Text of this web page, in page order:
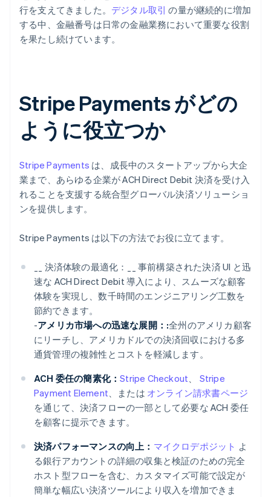
行を支えてきました。 デジタル取引 の量が継続的に増加
する中、金融番号は日常の金融業務において重要な役割
を果たし続けています。
Stripe Payments がどの
ように役立つか
Stripe Payments は、成長中のスタートアップから大企
業まで、あらゆる企業が ACH Direct Debit 決済を受け入
れることを支援する統合型グローバル決済ソリューショ
ンを提供します。
Stripe Payments は以下の方法でお役に立てます。
__ 決済体験の最適化：__ 事前構築された決済 UI と迅
速な ACH Direct Debit 導入により、スムーズな顧客
体験を実現し、数千時間のエンジニアリング工数を
節約できます。
-アメリカ市場への迅速な展開：:全州のアメリカ顧客
にリーチし、アメリカドルでの決済回収における多
通貨管理の複雑性とコストを軽減します。
ACH 委任の簡素化：Stripe Checkout
Stripe
Payment Element 、または オンライン請求書ページ
を通じて、決済フローの一部として必要な ACH 委任
を顧客に提示できます。
決済パフォーマンスの向上： マイクロデポジット よ
る銀行アカウントの詳細の収集と検証のための完全
ホスト型フローを含む、カスタマイズ可能で設定が
簡単な幅広い決済ツールにより収入を増加できま